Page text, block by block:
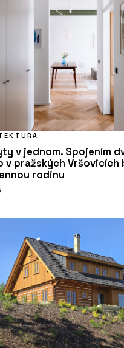
v jednom. Spojením
v pražských Vršovicích
rodinu